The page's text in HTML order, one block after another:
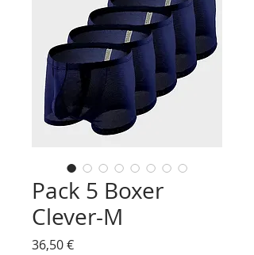
Pack 5 Boxer
Clever-M
36,50 €Precio